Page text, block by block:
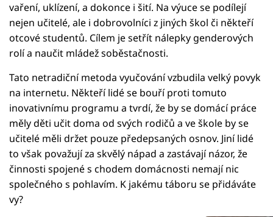
vaření, uklízení, a dokonce i šití. Na výuce se podílejí
nejen učitelé, ale i dobrovolníci z jiných škol či někteří
otcové studentů. Cílem je setřít nálepky genderových
rolí a naučit mládež soběstačnosti.
Tato netradiční metoda vyučování vzbudila velký povyk
na internetu. Někteří lidé se bouří proti tomuto
inovativnímu programu a tvrdí, že by se domácí práce
měly děti učit doma od svých rodičů a ve škole by se
učitelé měli držet pouze předepsaných osnov. Jiní lidé
to však považují za skvělý nápad a zastávají názor, že
činnosti spojené s chodem domácnosti nemají nic
společného s pohlavím. K jakému táboru se přidáváte
vy?